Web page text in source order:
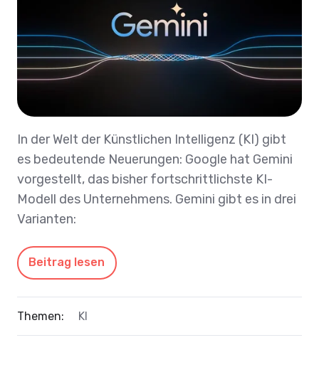
In der Welt der Künstlichen Intelligenz (KI) gibt
es bedeutende Neuerungen: Google hat Gemini
vorgestellt, das bisher fortschrittlichste KI-
Modell des Unternehmens. Gemini gibt es in drei
Varianten:
Beitrag lesen
Themen: KI